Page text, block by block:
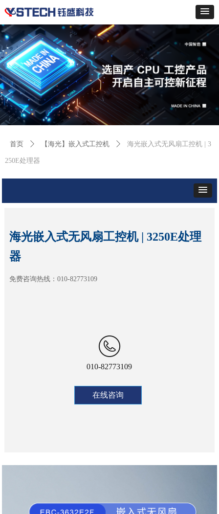
首页 ꄲ 【海光】嵌入式工控机 ꄲ 海光嵌入式无风扇工控机 | 3
250E处理器
海光嵌入式无风扇工控机 | 3250E处理
器
免费咨询热线：010-82773109
在线咨询
010-82773109